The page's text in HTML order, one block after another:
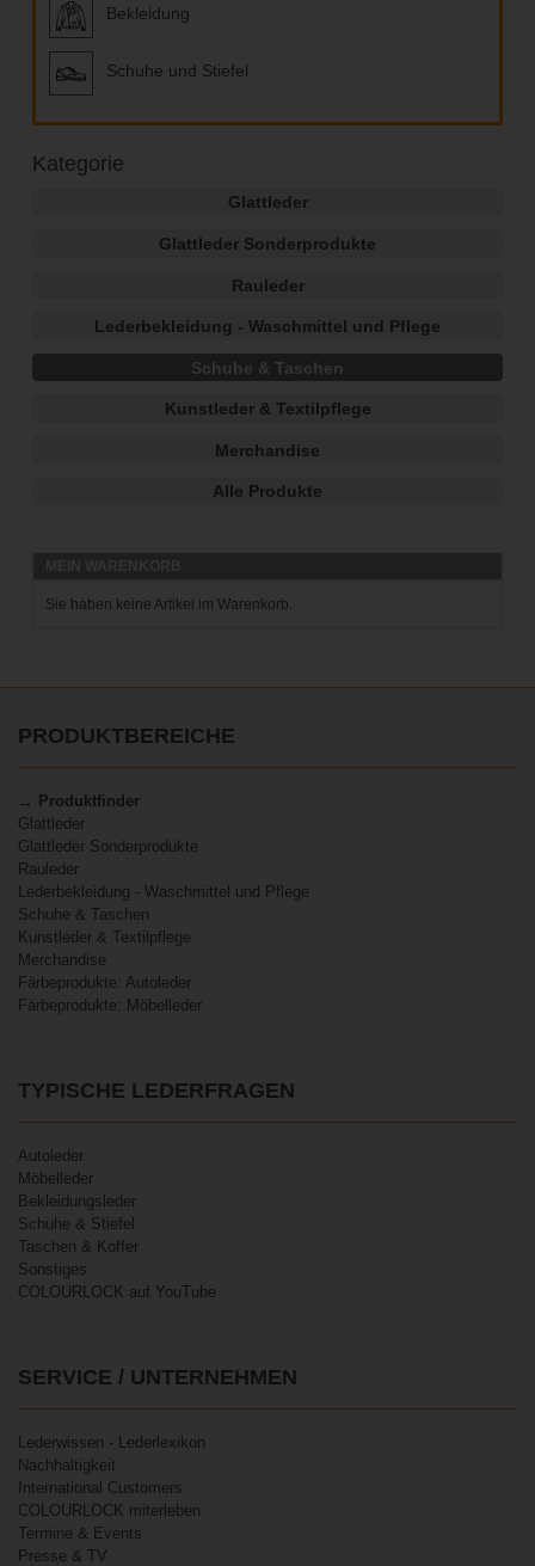
Bekleidung
Schuhe und Stiefel
Kategorie
Glattleder
Glattleder Sonderprodukte
Rauleder
Lederbekleidung - Waschmittel und Pflege
Schuhe & Taschen
Kunstleder & Textilpflege
Merchandise
Alle Produkte
Sie haben keine Artikel im Warenkorb.
PRODUKTBEREICHE
→ Produktfinder
Glattleder
Glattleder Sonderprodukte
Rauleder
Lederbekleidung - Waschmittel und Pflege
Schuhe & Taschen
Kunstleder & Textilpflege
Merchandise
Färbeprodukte: Autoleder
Färbeprodukte: Möbelleder
TYPISCHE LEDERFRAGEN
Autoleder
Möbelleder
Bekleidungsleder
Schuhe & Stiefel
Taschen & Koffer
Sonstiges
COLOURLOCK auf YouTube
SERVICE / UNTERNEHMEN
Lederwissen - Lederlexikon
Nachhaltigkeit
International Customers
COLOURLOCK miterleben
Termine & Events
Presse & TV